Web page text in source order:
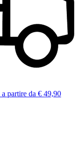
a partire da € 49,90